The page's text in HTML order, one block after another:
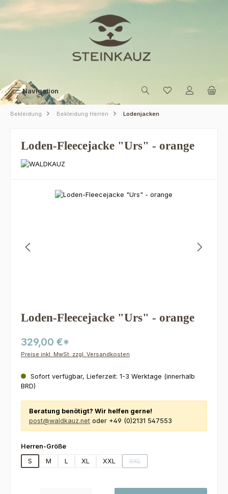
Zum Hauptinhalt springen
Navigation
Bekleidung Bekleidung Herren Lodenjacken
Loden-Fleecejacke "Urs" - orange
Bildergalerie überspringen
Loden-Fleecejacke "Urs" - orange
329,00 €*
Preise inkl. MwSt. zzgl. Versandkosten
Sofort verfügbar, Lieferzeit: 1-3 Werktage (innerhalb
BRD)
Beratung benötigt? Wir helfen gerne!
post@waldkauz.net oder +49 (0)2131 547553
Herren-Größeauswählen
S
M L XL XXL 3XL
(Diese Option ist zurzeit nicht